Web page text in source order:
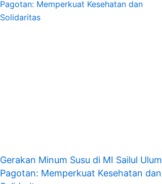
Gerakan Minum Susu di MI Sailul Ulum
Pagotan: Memperkuat Kesehatan dan